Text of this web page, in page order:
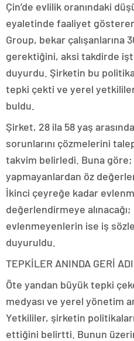
Çin’de evlilik oranındaki
eyaletinde faaliyet
Group, bekar çalışanlarına
gerektiğini, aksi takdirde
duyurdu. Şirketin bu
tepki çekti ve yerel yetkililer
buldu.
Şirket, 28 ila 58 yaş
sorunlarını çözmelerini
takvim belirledi. Buna
yapmayanlardan öz
İkinci çeyreğe kadar
değerlendirmeye
evlenmeyenlerin ise iş
duyuruldu.
TEPKİLER ANINDA GERİ
Öte yandan büyük tepki
medyası ve yerel yönetim
Yetkililer, şirketin
ettiğini belirtti. Bunun